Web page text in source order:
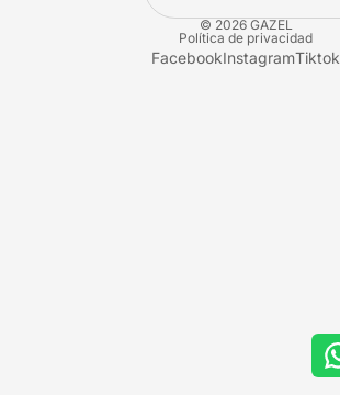
© 2026 GAZEL
Política de privacidad
FacebookInstagramTiktok